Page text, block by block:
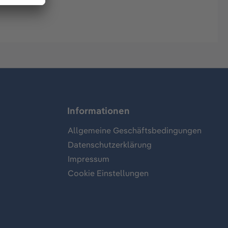
Informationen
Allgemeine Geschäftsbedingungen
Datenschutzerklärung
Impressum
Cookie Einstellungen